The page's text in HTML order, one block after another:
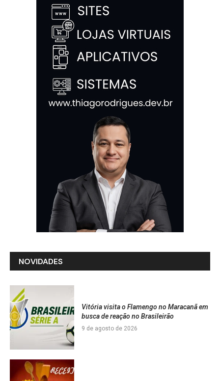
NOVIDADES
Vitória visita o Flamengo no Maracanã em
busca de reação no Brasileirão
9 de agosto de 2026